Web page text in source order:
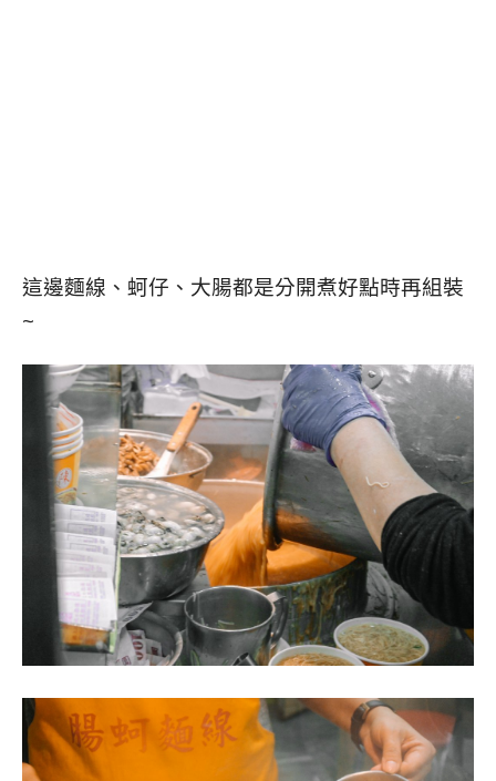
這邊麵線、蚵仔、大腸都是分開煮好點時再組裝
~